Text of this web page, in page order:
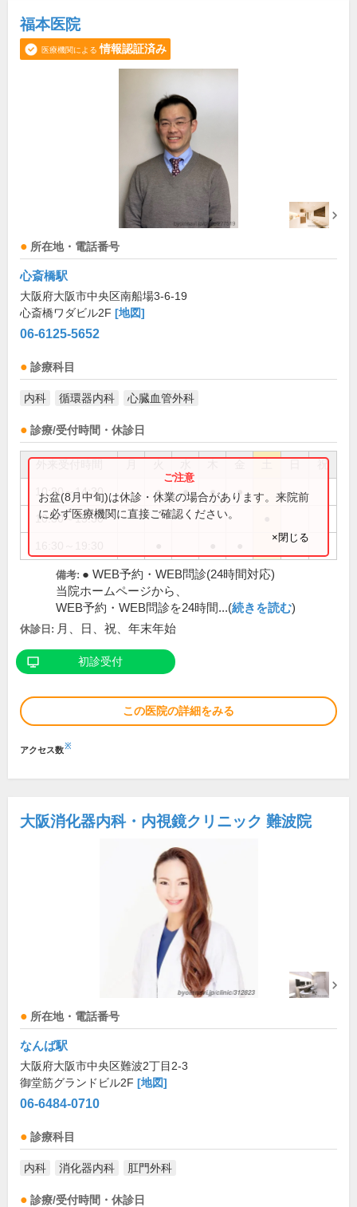
福本医院
医療機関による 情報認証済み
所在地・電話番号
心斎橋駅
大阪府大阪市中央区南船場3-6-19
心斎橋ワダビル2F [地図]
06-6125-5652
診療科目
内科 循環器内科 心臓血管外科
診療/受付時間・休診日
祝
10:30～14:30 ● ● ● ●
10:30～15:30
お盆(8月中旬)は休診・休業の場合があります。来院前
に必ず医療機関に直接ご確認ください。
×閉じる
備考: ● WEB予約・WEB問診(24時間対応)
当院ホームページから、
WEB予約・WEB問診を24時間...(続きを読む)
休診日: 月、日、祝、年末年始
初診受付
この医院の詳細をみる
アクセス数※
大阪消化器内科・内視鏡クリニック 難波院
所在地・電話番号
なんば駅
大阪府大阪市中央区難波2丁目2-3
御堂筋グランドビル2F [地図]
06-6484-0710
診療科目
内科 消化器内科 肛門外科
診療/受付時間・休診日